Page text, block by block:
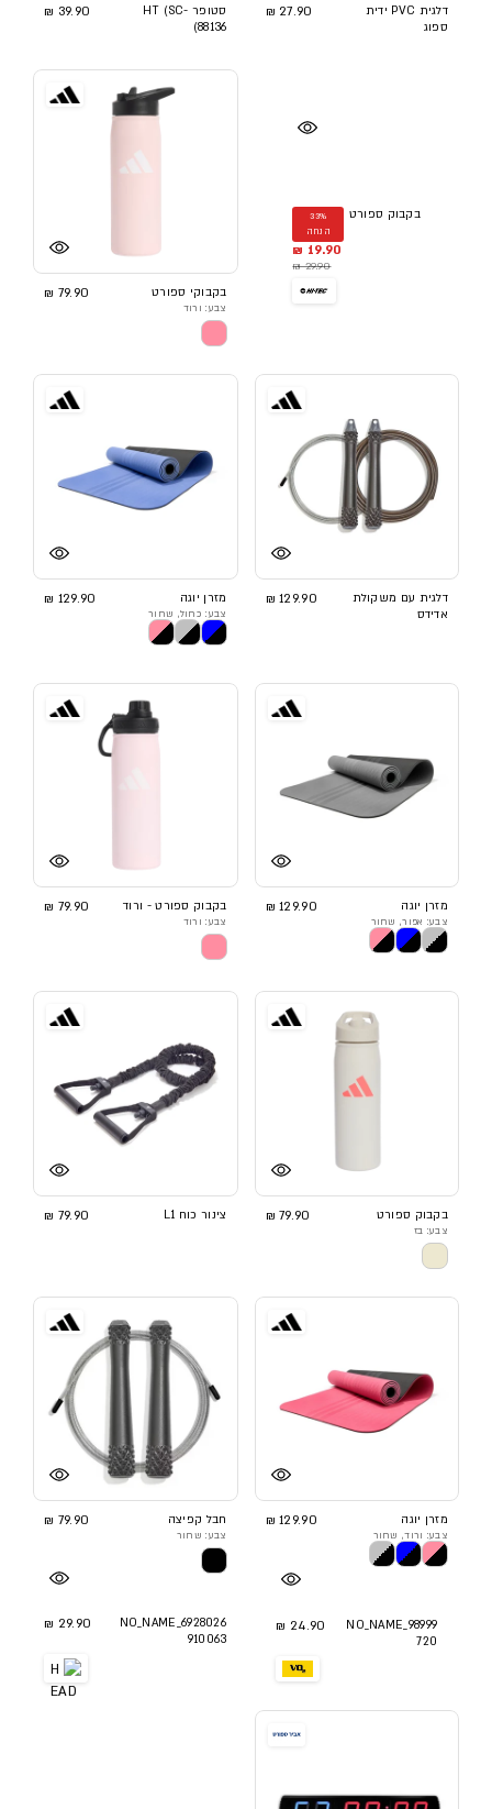
דלגית PVC ידית
ספוג
27.90 ₪
סטופר HT (SC-
88136)
39.90 ₪
בקבוק ספורט
33%
הנחה
19.90 ₪
29.90 ₪
בקבוקי ספורט 79.90 ₪
צבע: ורוד
דלגית עם משקולת
אדידס
129.90 ₪ מזרן יוגה 129.90 ₪
צבע: כחול, שחור
מזרן יוגה 129.90 ₪
צבע: אפור, שחור
בקבוק ספורט - ורוד 79.90 ₪
צבע: ורוד
בקבוק ספורט 79.90 ₪
צבע: בז
צינור כוח L1 79.90 ₪
מזרן יוגה 129.90 ₪
צבע: ורוד, שחור
חבל קפיצה 79.90 ₪
צבע: שחור
NO_NAME_98999
720
24.90 ₪
NO_NAME_6928026
910063
29.90 ₪